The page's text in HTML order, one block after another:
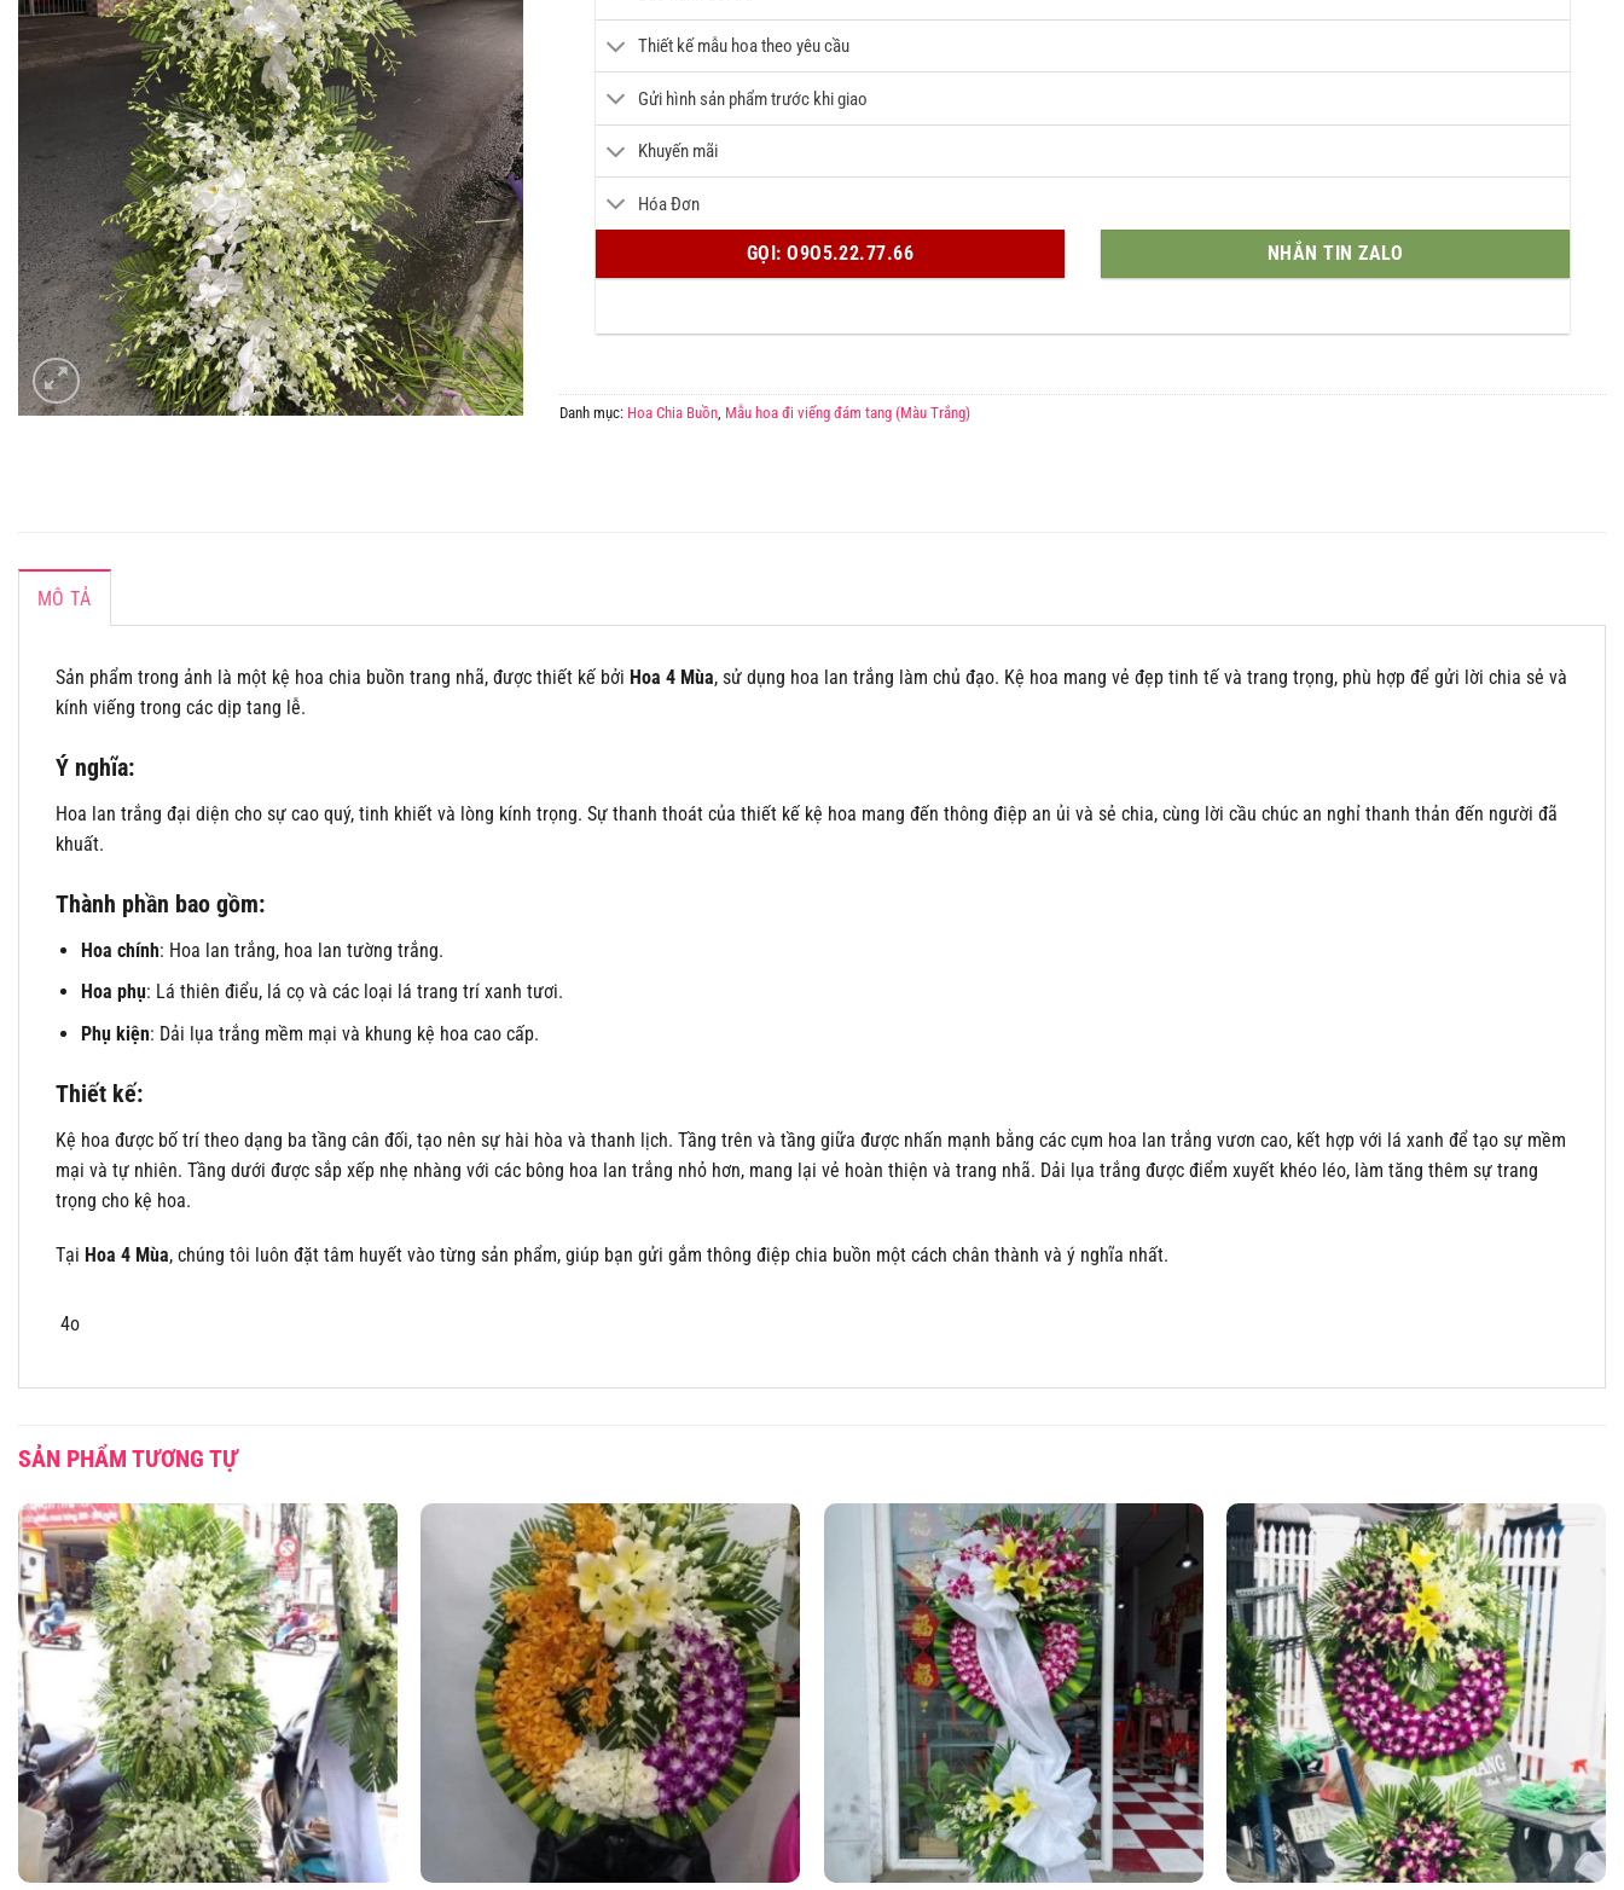
Thiết kế mẫu hoa theo yêu cầu
Gửi hình sản phẩm trước khi giao
Khuyến mãi
Hóa Đơn
GỌI: O9O5.22.77.66 NHẮN TIN ZALO
Danh mục: Hoa Chia Buồn, Mẫu hoa đi viếng đám tang (Màu Trắng)
MÔ TẢ
Sản phẩm trong ảnh là một kệ hoa chia buồn trang nhã, được thiết kế bởi Hoa 4 Mùa, sử dụng hoa lan trắng làm chủ đạo. Kệ hoa mang vẻ đẹp tinh tế và trang trọng, phù hợp để gửi lời chia sẻ và
kính viếng trong các dịp tang lễ.
Ý nghĩa:
Hoa lan trắng đại diện cho sự cao quý, tinh khiết và lòng kính trọng. Sự thanh thoát của thiết kế kệ hoa mang đến thông điệp an ủi và sẻ chia, cùng lời cầu chúc an nghỉ thanh thản đến người đã
khuất.
Thành phần bao gồm:
Hoa chính: Hoa lan trắng, hoa lan tường trắng.
Hoa phụ: Lá thiên điểu, lá cọ và các loại lá trang trí xanh tươi.
Phụ kiện: Dải lụa trắng mềm mại và khung kệ hoa cao cấp.
Thiết kế:
Kệ hoa được bố trí theo dạng ba tầng cân đối, tạo nên sự hài hòa và thanh lịch. Tầng trên và tầng giữa được nhấn mạnh bằng các cụm hoa lan trắng vươn cao, kết hợp với lá xanh để tạo sự mềm
mại và tự nhiên. Tầng dưới được sắp xếp nhẹ nhàng với các bông hoa lan trắng nhỏ hơn, mang lại vẻ hoàn thiện và trang nhã. Dải lụa trắng được điểm xuyết khéo léo, làm tăng thêm sự trang
trọng cho kệ hoa.
Tại Hoa 4 Mùa, chúng tôi luôn đặt tâm huyết vào từng sản phẩm, giúp bạn gửi gắm thông điệp chia buồn một cách chân thành và ý nghĩa nhất.
4o
SẢN PHẨM TƯƠNG TỰ